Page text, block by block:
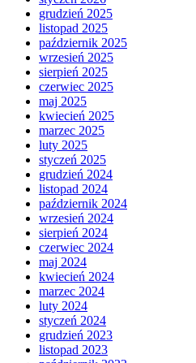
grudzień 2025
listopad 2025
październik 2025
wrzesień 2025
sierpień 2025
czerwiec 2025
maj 2025
kwiecień 2025
marzec 2025
luty 2025
styczeń 2025
grudzień 2024
listopad 2024
październik 2024
wrzesień 2024
sierpień 2024
czerwiec 2024
maj 2024
kwiecień 2024
marzec 2024
luty 2024
styczeń 2024
grudzień 2023
listopad 2023